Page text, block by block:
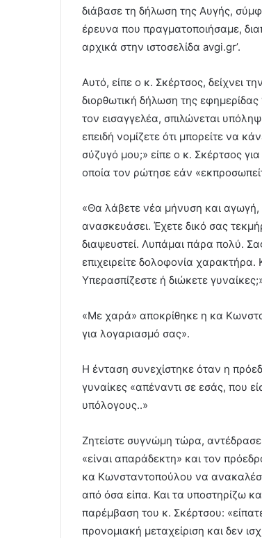
διάβασε τη δήλωση της Αυγής,
έρευνα που πραγματοποιήσαμε,
αρχικά στην ιστοσελίδα avgi.gr’.
Αυτό, είπε ο κ. Σκέρτσος, δείχνει
διορθωτική δήλωση της
τον εισαγγελέα, σπιλώνεται
επειδή νομίζετε ότι μπορείτε να
σύζυγό μου;» είπε ο κ. Σκέρτσος
οποία τον ρώτησε εάν
«Θα λάβετε νέα μήνυση και
ανασκευάσει. Έχετε δικό σας
διαψευστεί. Λυπάμαι πάρα πολύ.
επιχειρείτε δολοφονία
Υπερασπίζεστε ή διώκετε
«Με χαρά» αποκρίθηκε η κα
για λογαριασμό σας».
Η ένταση συνεχίστηκε όταν η
γυναίκες «απέναντι σε εσάς, που
υπόλογους..»
Ζητείστε συγνώμη τώρα,
«είναι απαράδεκτη» και τον
κα Κωνσταντοπούλου να
από όσα είπα. Και τα υποστηρίζω
παρέμβαση του κ. Σκέρτσου:
προνομιακή μεταχείριση και δεν